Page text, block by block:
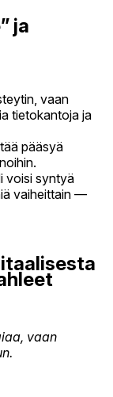
ja
vaan
tietokantoja ja
pääsyä
voisi syntyä
vaiheittain —
vaan